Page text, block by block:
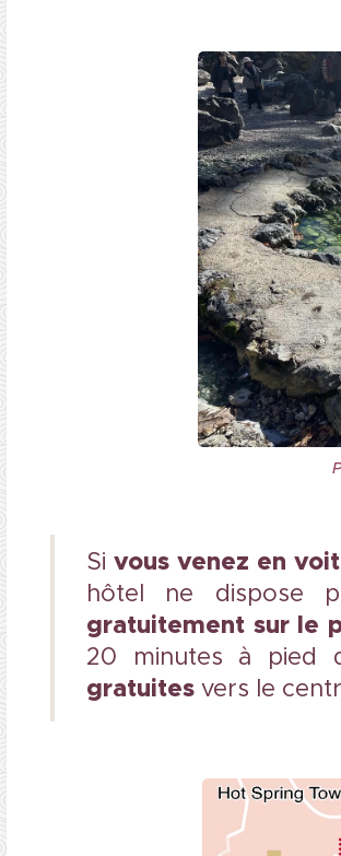
Si vous venez en
hôtel ne dispose
gratuitement sur le
20 minutes à pied
gratuites vers le